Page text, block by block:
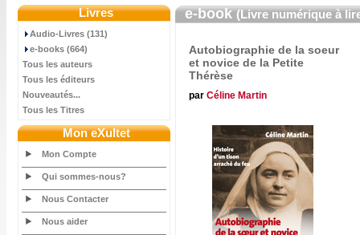
Livres
Audio-Livres (131)
e-books (664)
Tous les auteurs
Tous les éditeurs
Nouveautés...
Tous les Titres
Mon eXultet
Mon Compte
Qui sommes-nous?
Nous Contacter
Nous aider
e-book(Livre numérique à
Autobiographie de la soeur
et novice de la Petite
Thérèse
par Céline Martin